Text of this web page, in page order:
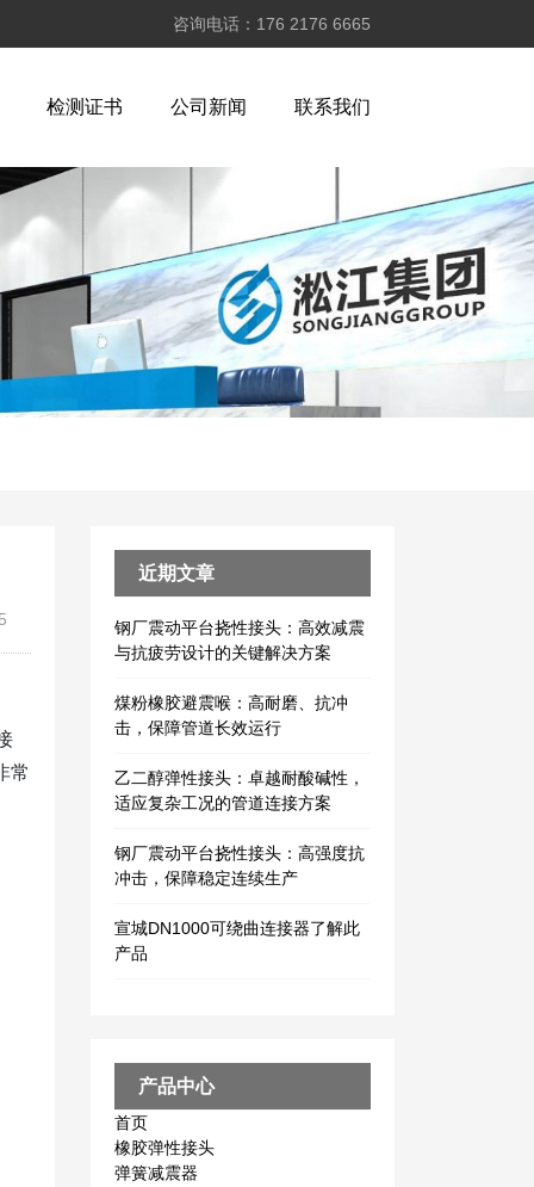
咨询电话：176 2176 6665
检测证书 公司新闻 联系我们
常
近期文章
钢厂震动平台挠性接头：高效减震
与抗疲劳设计的关键解决方案
煤粉橡胶避震喉：高耐磨、抗冲
击，保障管道长效运行
乙二醇弹性接头：卓越耐酸碱性，
适应复杂工况的管道连接方案
钢厂震动平台挠性接头：高强度抗
冲击，保障稳定连续生产
宣城DN1000可绕曲连接器了解此
产品
产品中心
首页
橡胶弹性接头
弹簧减震器